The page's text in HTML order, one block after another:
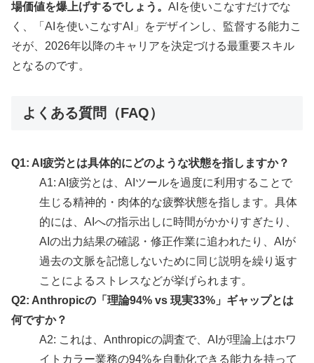
場価値を爆上げするでしょう。 AIを使いこなすだけでな
く、「AIを使いこなすAI」をデザインし、監督する能力こ
そが、2026年以降のキャリアを決定づける最重要スキル
となるのです。
よくある質問（FAQ）
Q1: AI疲労とは具体的にどのような状態を指しますか？
A1: AI疲労とは、AIツールを過度に利用することで
生じる精神的・肉体的な疲弊状態を指します。具体
的には、AIへの指示出しに時間がかかりすぎたり、
AIの出力結果の確認・修正作業に追われたり、AIが
過去の文脈を記憶しないために同じ説明を繰り返す
ことによるストレスなどが挙げられます。
Q2: Anthropicの「理論94% vs 現実33%」ギャップとは
何ですか？
A2: これは、Anthropicの調査で、AIが理論上はホワ
イトカラー業務の94%を自動化できる能力を持って